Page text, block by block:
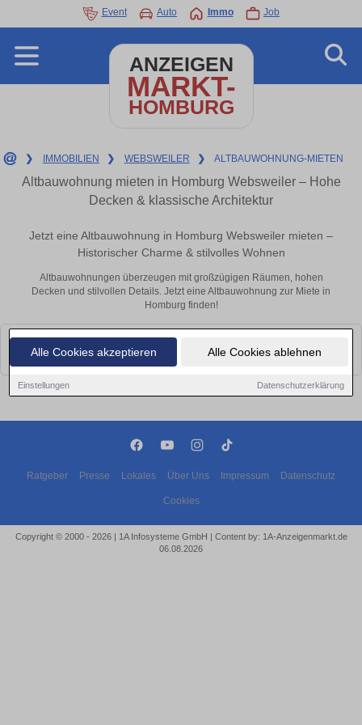
Alle Cookies akzeptieren Alle Cookies ablehnen
Einstellungen Datenschutzerklärung
Event Auto Immo Job
ANZEIGEN
MARKT-
HOMBURG
❯ IMMOBILIEN ❯ WEBSWEILER ❯ ALTBAUWOHNUNG-MIETEN
Altbauwohnung mieten in Homburg Websweiler – Hohe
Decken & klassische Architektur
Jetzt eine Altbauwohnung in Homburg Websweiler mieten –
Historischer Charme & stilvolles Wohnen
Altbauwohnungen überzeugen mit großzügigen Räumen, hohen
Decken und stilvollen Details. Jetzt eine Altbauwohnung zur Miete in
Homburg finden!
Leider konnten wir derzeit keine passenden Objekte finden. Schauen Sie
bald wieder vorbei!
Ratgeber Presse Lokales Über Uns Impressum Datenschutz
Cookies
Copyright © 2000 - 2026 | 1A Infosysteme GmbH | Content by: 1A-Anzeigenmarkt.de
06.08.2026